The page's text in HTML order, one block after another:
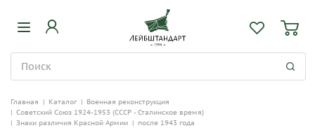
Главная | Каталог | Военная реконструкция
| Советский Союз 1924-1953 (СССР - Сталинское время)
| Знаки различия Красной Армии | после 1943 года